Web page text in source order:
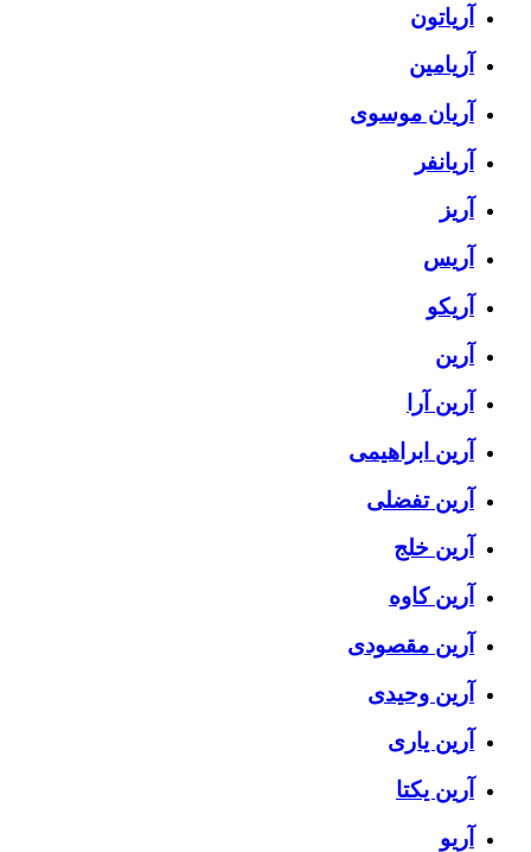
آریاتون
آریامین
آریان موسوی
آریانفر
آریز
آریس
آریکو
آرین
آرین آرا
آرین ابراهیمی
آرین تفضلی
آرین خلج
آرین کاوه
آرین مقصودی
آرین وحیدی
آرین یاری
آرین یکتا
آریو